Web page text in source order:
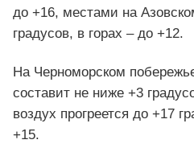
до +16, местами на
градусов, в горах – до +12.
На Черноморском
составит не ниже +3
воздух прогреется до +17
+15.